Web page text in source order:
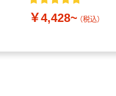
￥4,428~ （税込）